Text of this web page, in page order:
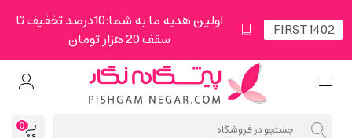
اولین هدیه ما به شما:10درصد تخفیف تا
سقف 20 هزار تومان
0